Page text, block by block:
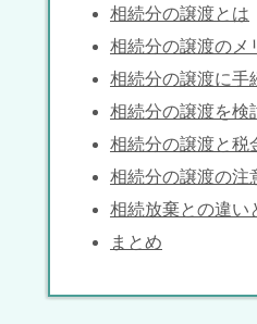
相続分の譲渡とは
相続分の譲渡のメ
相続分の譲渡に手
相続分の譲渡を検
相続分の譲渡と税
相続分の譲渡の注
相続放棄との違い
まとめ